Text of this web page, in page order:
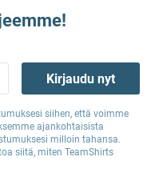
Kirjaudu nyt
siihen, että voimme
ajankohtaisista
milloin tahansa.
siitä, miten TeamShirts